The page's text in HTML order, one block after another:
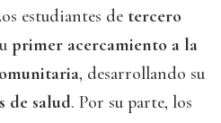
estudiantes de tercero
primer acercamiento a la
, desarrollando su
de salud. Por su parte, los